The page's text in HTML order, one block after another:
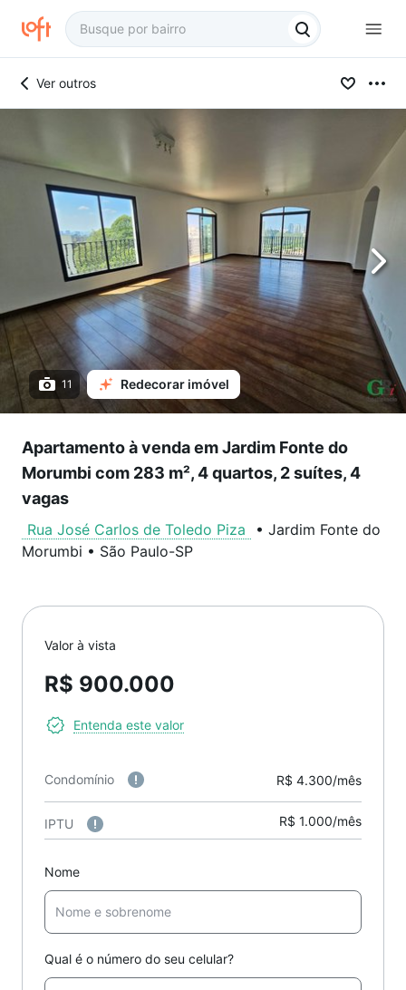
Ver outros
11 Redecorar imóvel
Apartamento à venda em Jardim Fonte do
Morumbi com 283 m², 4 quartos, 2 suítes, 4
vagas
Rua José Carlos de Toledo Piza • Jardim Fonte do
Morumbi • São Paulo-SP
Valor à vista
R$ 900.000
Entenda este valor
Condomínio R$ 4.300/mês
IPTU R$ 1.000/mês
Nome
Qual é o número do seu celular?